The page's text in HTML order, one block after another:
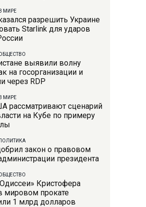
В МИРЕ
разрешить Украине
Starlink для ударов
выявили волну
на госорганизации и
через RDP
В МИРЕ
рассматривают сценарий
на Кубе по примеру
ПОЛИТИКА
закон о правовом
президента
Кристофера
мировом прокате
1 млрд долларов